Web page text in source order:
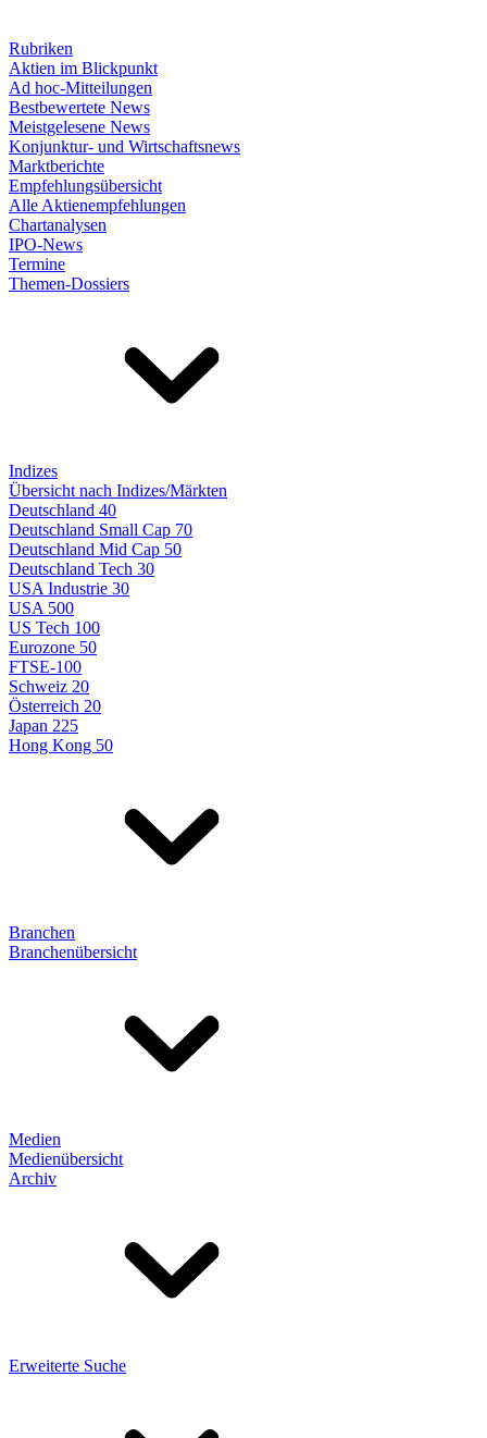
Rubriken
Aktien im Blickpunkt
Ad hoc-Mitteilungen
Bestbewertete News
Meistgelesene News
Konjunktur- und Wirtschaftsnews
Marktberichte
Empfehlungsübersicht
Alle Aktienempfehlungen
Chartanalysen
IPO-News
Termine
Themen-Dossiers
Indizes
Übersicht nach Indizes/Märkten
Deutschland 40
Deutschland Small Cap 70
Deutschland Mid Cap 50
Deutschland Tech 30
USA Industrie 30
USA 500
US Tech 100
Eurozone 50
FTSE-100
Schweiz 20
Österreich 20
Japan 225
Hong Kong 50
Branchen
Branchenübersicht
Medien
Medienübersicht
Archiv
Erweiterte Suche